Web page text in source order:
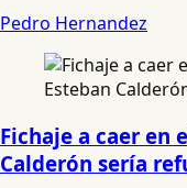
Pedro Hernandez
Fichaje a caer en
Calderón sería